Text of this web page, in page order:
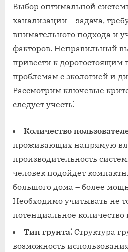
Выбор оптимальной
канализации – задача‚
внимательного подхода и
факторов. Неправильный
привести к дорогостоящим
проблемам с экологией и
Рассмотрим ключевые
следует учесть⁚
Количество
проживающих напрямую
производительность
человек подойдет
большого дома – более
Необходимо учитывать не
потенциальное количество
Тип грунта⁚ Структура
возможность